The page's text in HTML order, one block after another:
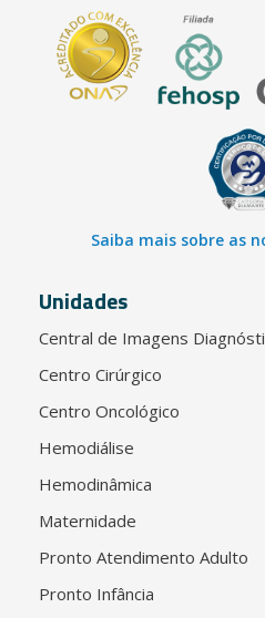
Saiba mais sobre as
Unidades
Central de Imagens
Centro Cirúrgico
Centro Oncológico
Hemodiálise
Hemodinâmica
Maternidade
Pronto Atendimento Adulto
Pronto Infância